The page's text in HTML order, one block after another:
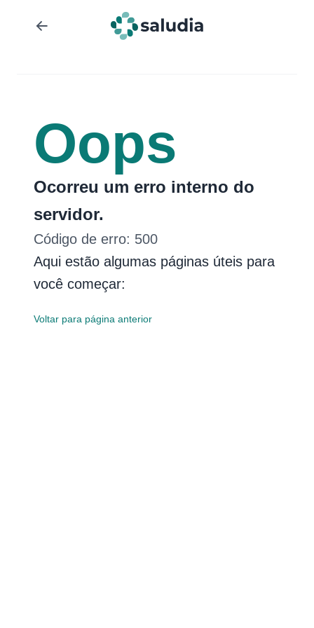
Oops
Ocorreu um erro interno do
servidor.
Código de erro: 500
Aqui estão algumas páginas úteis para
você começar:
Voltar para página anterior